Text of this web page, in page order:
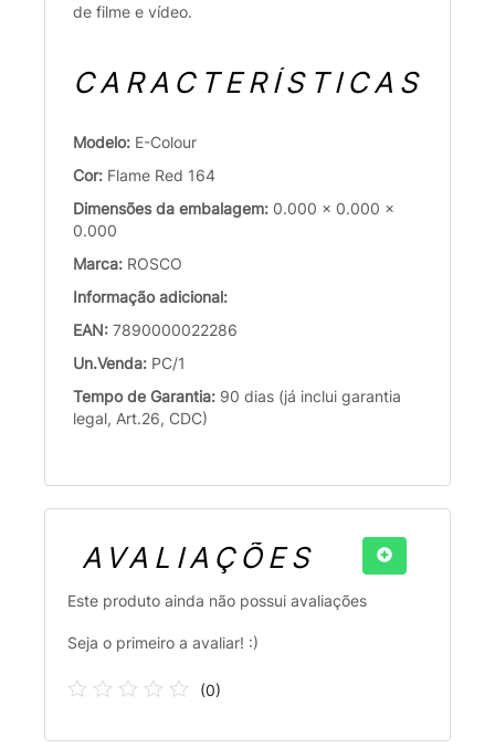
de filme e vídeo.
CARACTERÍSTICAS
Modelo: E-Colour
Cor: Flame Red 164
Dimensões da embalagem: 0.000 x 0.000 x
0.000
Marca: ROSCO
Informação adicional:
EAN: 7890000022286
Un.Venda: PC/1
Tempo de Garantia: 90 dias (já inclui garantia
legal, Art.26, CDC)
AVALIAÇÕES
Este produto ainda não possui avaliações
Seja o primeiro a avaliar! :)
(0)